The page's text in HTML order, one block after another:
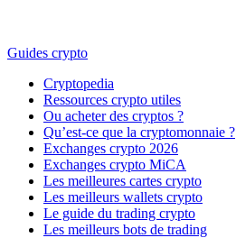
Guides crypto
Cryptopedia
Ressources crypto utiles
Ou acheter des cryptos ?
Qu’est-ce que la cryptomonnaie ?
Exchanges crypto 2026
Exchanges crypto MiCA
Les meilleures cartes crypto
Les meilleurs wallets crypto
Le guide du trading crypto
Les meilleurs bots de trading